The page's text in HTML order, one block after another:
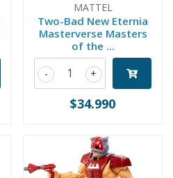
MATTEL
Two-Bad New Eternia
Masterverse Masters
of the ...
+
-
$34.990